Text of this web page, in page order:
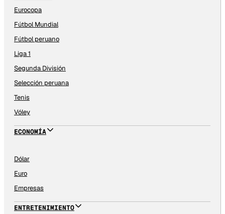
Eurocopa
Fútbol Mundial
Fútbol peruano
Liga 1
Segunda División
Selección peruana
Tenis
Vóley
ECONOMÍA
Dólar
Euro
Empresas
ENTRETENIMIENTO